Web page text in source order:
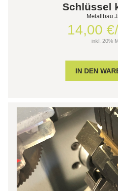
Schlüssel
Metallbau
14,00
inkl. 20%